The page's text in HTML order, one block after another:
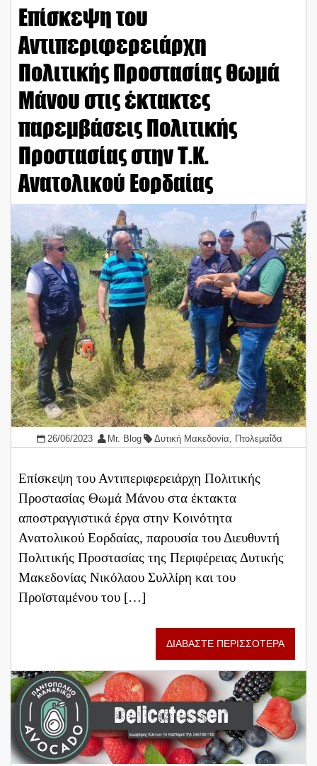
Επίσκεψη του
Αντιπεριφερειάρχη
Πολιτικής Προστασίας Θωμά
Μάνου στις έκτακτες
παρεμβάσεις Πολιτικής
Προστασίας στην Τ.Κ.
Ανατολικού Εορδαίας
26/06/2023 Mr. Blog Δυτική Μακεδονία Πτολεμαΐδα
Επίσκεψη του Αντιπεριφερειάρχη Πολιτικής
Προστασίας Θωμά Μάνου στα έκτακτα
αποστραγγιστικά έργα στην Κοινότητα
Ανατολικού Εορδαίας, παρουσία του Διευθυντή
Πολιτικής Προστασίας της Περιφέρειας Δυτικής
Μακεδονίας Νικόλαου Συλλίρη και του
Προϊσταμένου του […]
ΔΙΑΒΑΣΤΕ ΠΕΡΙΣΣΟΤΕΡΑ